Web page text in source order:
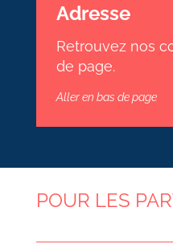
Adresse
Retrouvez nos
de page.
Aller en bas de page
POUR LES